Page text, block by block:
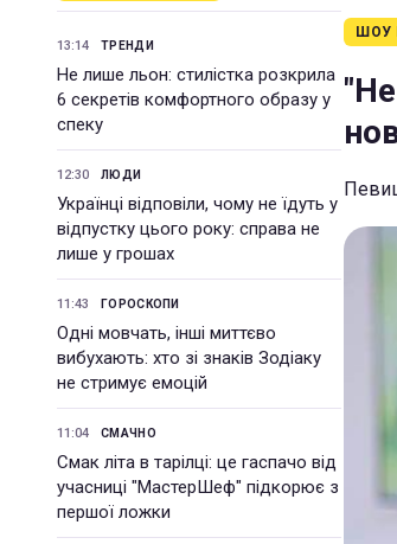
13:14 ТРЕНДИ
Не лише льон: стилістка розкрила
6 секретів комфортного образу у
спеку
12:30 ЛЮДИ
Українці відповіли, чому не їдуть у
відпустку цього року: справа не
лише у грошах
11:43 ГОРОСКОПИ
Одні мовчать, інші миттєво
вибухають: хто зі знаків Зодіаку
не стримує емоцій
11:04 СМАЧНО
Смак літа в тарілці: це гаспачо від
учасниці "МастерШеф" підкорює з
першої ложки
ШОУ